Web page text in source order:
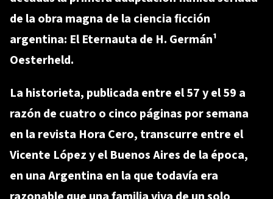
de la obra magna de la ciencia ficción
argentina: El Eternauta de H. Germán¹
Oesterheld.
La historieta, publicada entre el 57 y el 59 a
razón de cuatro o cinco páginas por semana
en la revista Hora Cero, transcurre entre el
Vicente López y el Buenos Aires de la época,
en una Argentina en la que todavía era